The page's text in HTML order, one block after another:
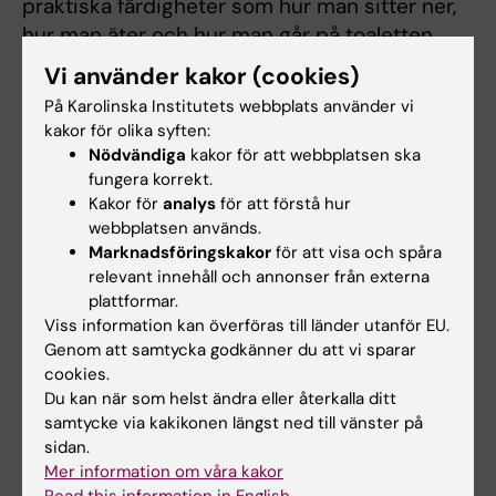
praktiska färdigheter som hur man sitter ner,
hur man äter och hur man går på toaletten.
– Vi är byggda så att vi har jättelätt att lära
oss i den sociala miljön som vi befinner oss i,
vi anpassar oss jättebra. Men det verkar som
om nervsystemet hos barn med autism inte
riktigt passar ihop med omgivningen så de lär
sig inte i vardagsmiljön utan de behöver flera
tillfällen till inlärning, säger Ulrika Långh,
psykolog, psykoterapeut och program- och
utvecklingsansvarig vid Autismcenter för små
barn i Stockholm samt forskare vid KIND.
Hon och hennes medarbetare lär ut till
föräldrar med barn med autism och deras
förskolepersonal hur de ska göra för att på
bästa sätt anpassa situationer i vardagen för
Vi använder kakor (cookies)
På Karolinska Institutets webbplats använder vi
kakor för olika syften:
Nödvändiga kakor för att webbplatsen ska
fungera korrekt.
Kakor för analys för att förstå hur
webbplatsen används.
Marknadsföringskakor för att visa och spåra
relevant innehåll och annonser från externa
plattformar.
Viss information kan överföras till länder utanför EU.
Genom att samtycka godkänner du att vi sparar
cookies.
Du kan när som helst ändra eller återkalla ditt
samtycke via kakikonen längst ned till vänster på
sidan.
Mer information om våra kakor